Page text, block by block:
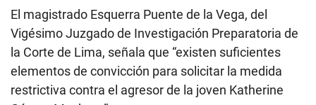
El magistrado Esquerra Puente de la Vega, del
Vigésimo Juzgado de Investigación Preparatoria de
la Corte de Lima, señala que “existen suficientes
elementos de convicción para solicitar la medida
restrictiva contra el agresor de la joven Katherine